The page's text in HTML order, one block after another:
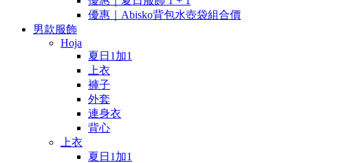
優惠｜Abisko背包水壺袋組合價
男款服飾
Hoja
夏日1加1
上衣
褲子
外套
連身衣
背心
上衣
夏日1加1